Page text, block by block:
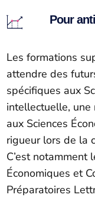
Pour
Les formations
attendre des
spécifiques aux
intellectuelle,
aux Sciences
rigueur lors de la
C’est notamment
Économiques et
Préparatoires